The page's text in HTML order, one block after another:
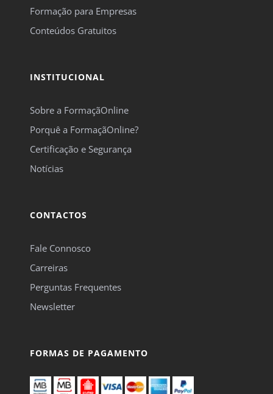
Formação para Empresas
Conteúdos Gratuitos
INSTITUCIONAL
Sobre a FormaçãOnline
Porquê a FormaçãOnline?
Certificação e Segurança
Notícias
CONTACTOS
Fale Connosco
Carreiras
Perguntas Frequentes
Newsletter
FORMAS DE PAGAMENTO